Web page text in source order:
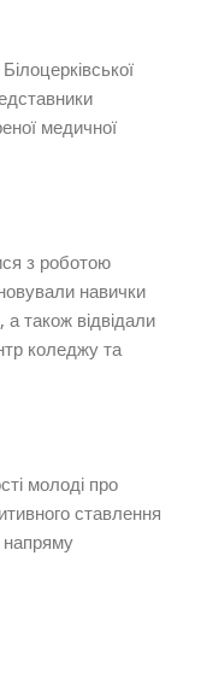
медичної
з роботою
навички
також відвідали
коледжу та
молоді про
ставлення
напряму